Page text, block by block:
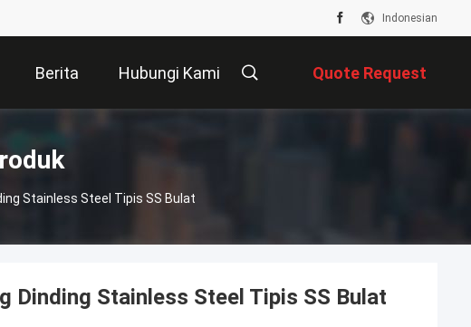
Indonesian
Berita Hubungi Kami Quote Request
Stainless Steel Tipis SS Bulat
Dinding Stainless Steel Tipis SS Bulat